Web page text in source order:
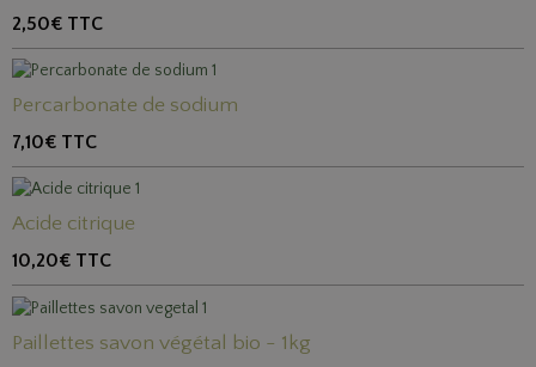
2,50€ TTC
Percarbonate de sodium
7,10€ TTC
Acide citrique
10,20€ TTC
Paillettes savon végétal bio - 1kg